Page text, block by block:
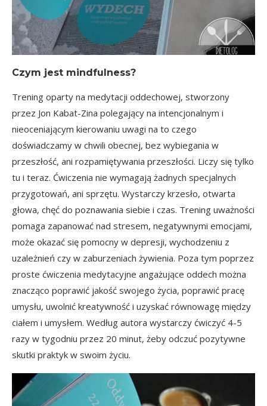
Czym jest mindfulness?
Trening oparty na medytacji oddechowej, stworzony
przez Jon Kabat-Zina polegający na intencjonalnym i
nieoceniającym kierowaniu uwagi na to czego
doświadczamy w chwili obecnej, bez wybiegania w
przeszłość, ani rozpamiętywania przeszłości. Liczy się tylko
tu i teraz. Ćwiczenia nie wymagają żadnych specjalnych
przygotowań, ani sprzętu. Wystarczy krzesło, otwarta
głowa, chęć do poznawania siebie i czas. Trening uważności
pomaga zapanować nad stresem, negatywnymi emocjami,
może okazać się pomocny w depresji, wychodzeniu z
uzależnień czy w zaburzeniach żywienia. Poza tym poprzez
proste ćwiczenia medytacyjne angażujące oddech można
znacząco poprawić jakość swojego życia, poprawić pracę
umysłu, uwolnić kreatywność i uzyskać równowagę między
ciałem i umysłem. Według autora wystarczy ćwiczyć 4-5
razy w tygodniu przez 20 minut, żeby odczuć pozytywne
skutki praktyk w swoim życiu.